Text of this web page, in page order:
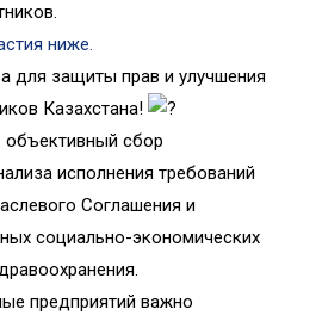
ниже.
для защиты прав и улучшения
Казахстана!
сбор
исполнения требований
Соглашения и
социально-экономических
предприятий важно